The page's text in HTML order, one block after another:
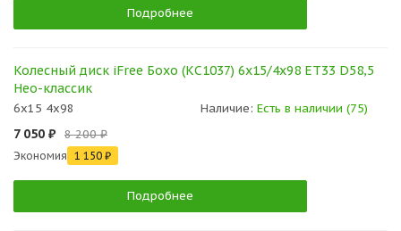
Подробнее
Колесный диск iFree Бохо (КС1037) 6x15/4x98 ET33 D58,5
Нео-классик
6x15 4x98 Наличие: Есть в наличии (75)
7 050 ₽ 8 200 ₽
Экономия 1 150 ₽
Подробнее